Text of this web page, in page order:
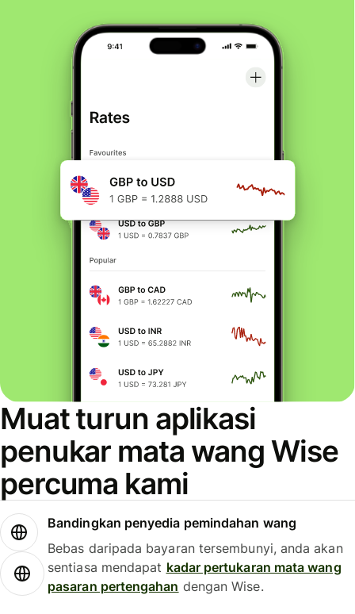
Muat turun aplikasi
penukar mata wang Wise
percuma kami
Bandingkan penyedia pemindahan wang
Bebas daripada bayaran tersembunyi, anda akan
sentiasa mendapat kadar pertukaran mata wang
pasaran pertengahan dengan Wise.